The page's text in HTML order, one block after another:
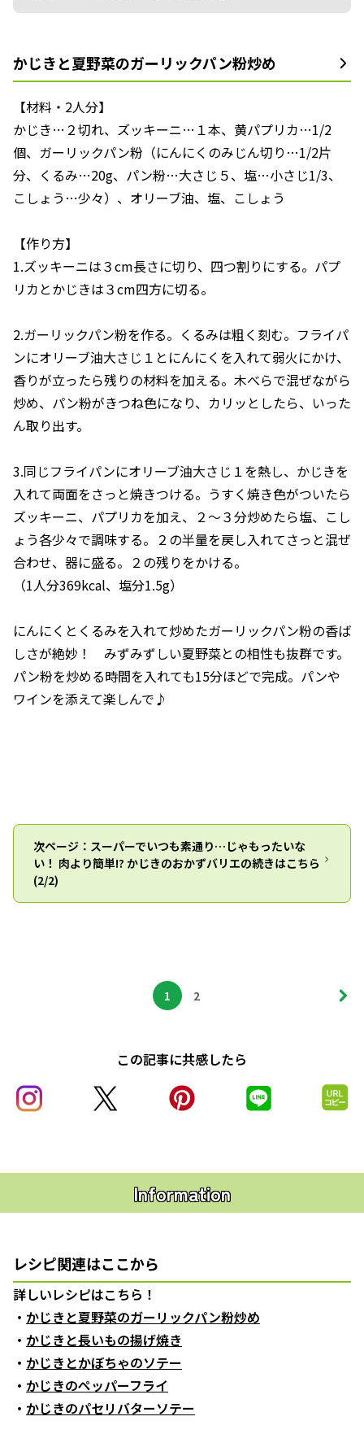
かじきと夏野菜のガーリックパン粉炒め
【材料・2人分】
かじき…２切れ、ズッキーニ…１本、黄パプリカ…1/2
個、ガーリックパン粉（にんにくのみじん切り…1/2片
分、くるみ…20g、パン粉…大さじ５、塩…小さじ1/3、
こしょう…少々）、オリーブ油、塩、こしょう
【作り方】
1.ズッキーニは３cm長さに切り、四つ割りにする。パプ
リカとかじきは３cm四方に切る。
2.ガーリックパン粉を作る。くるみは粗く刻む。フライパ
ンにオリーブ油大さじ１とにんにくを入れて弱火にかけ、
香りが立ったら残りの材料を加える。木べらで混ぜながら
炒め、パン粉がきつね色になり、カリッとしたら、いった
ん取り出す。
3.同じフライパンにオリーブ油大さじ１を熱し、かじきを
入れて両面をさっと焼きつける。うすく焼き色がついたら
ズッキーニ、パプリカを加え、２〜３分炒めたら塩、こし
ょう各少々で調味する。２の半量を戻し入れてさっと混ぜ
合わせ、器に盛る。２の残りをかける。
（1人分369kcal、塩分1.5g）
にんにくとくるみを入れて炒めたガーリックパン粉の香ば
しさが絶妙！ みずみずしい夏野菜との相性も抜群です。
パン粉を炒める時間を入れても15分ほどで完成。パンや
ワインを添えて楽しんで♪
次ページ：スーパーでいつも素通り…じゃもったいな
い！ 肉より簡単!? かじきのおかずバリエの続きはこちら
(2/2)
1 2
この記事に共感したら
Information
レシピ関連はここから
詳しいレシピはこちら！
・ かじきと夏野菜のガーリックパン粉炒め
・ かじきと長いもの揚げ焼き
・ かじきとかぼちゃのソテー
・ かじきのペッパーフライ
・ かじきのパセリバターソテー